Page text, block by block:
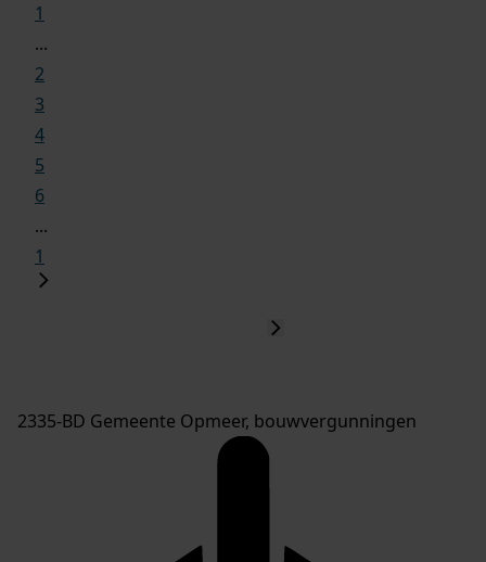
1
...
2
3
4
5
6
...
1
2335-BD Gemeente Opmeer, bouwvergunningen